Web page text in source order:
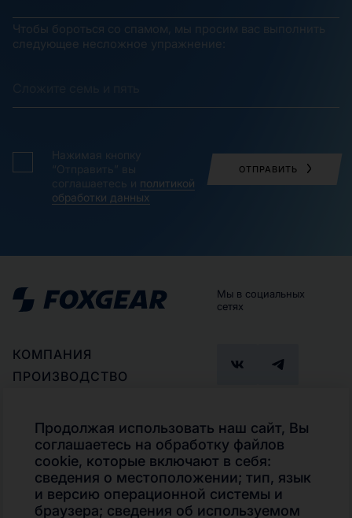
Чтобы бороться со спамом, мы просим вас выполнить
следующее несложное упражнение:
Нажимая кнопку
“Отправить” вы
соглашаетесь и политикой
обработки данных
ОТПРАВИТЬ
КОМПАНИЯ
ПРОИЗВОДСТВО
ГДЕ КУПИТЬ
ПОДБОР ПРОДУКТА
КОНТАКТЫ
КАТАЛОГ
Транспорт и
Мы в социальных
сетях
Телефон
+7 (495)
280-02-13
Продолжая использовать наш сайт, Вы
соглашаетесь на обработку файлов
cookie, которые включают в себя:
сведения о местоположении; тип, язык
и версию операционной системы и
браузера; сведения об используемом